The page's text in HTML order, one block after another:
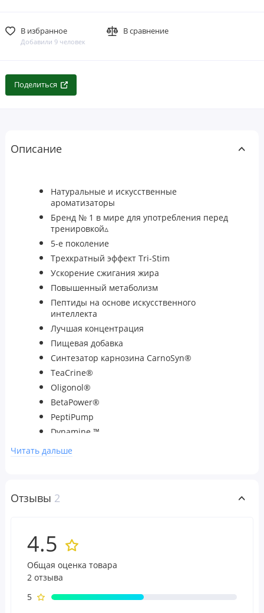
В избранное
Добавили 9 человек
В сравнение
Поделиться
Описание
Натуральные и искусственные
ароматизаторы
Бренд № 1 в мире для употребления перед
тренировкой▵
5-е поколение
Трехкратный эффект Tri-Stim
Ускорение сжигания жира
Повышенный метаболизм
Пептиды на основе искусственного
интеллекта
Лучшая концентрация
Пищевая добавка
Синтезатор карнозина CarnoSyn®
TeaCrine®
Oligonol®
BetaPower®
PeptiPump
Dynamine ™
MitoBurn®
и способствует сжиганию жира.
200 мг PeptiPump®
100 мг Oligonol®
20 мг экстракта кайенского перца
Читать дальше
Отзывы 2
4.5
Общая оценка товара
2 отзыва
5